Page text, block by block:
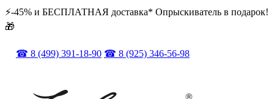
⚡️️-45% и БЕСПЛАТНАЯ доставка* Опрыскиватель в подарок!
🎁
☎ 8 (499) 391-18-90 ☎ 8 (925) 346-56-98